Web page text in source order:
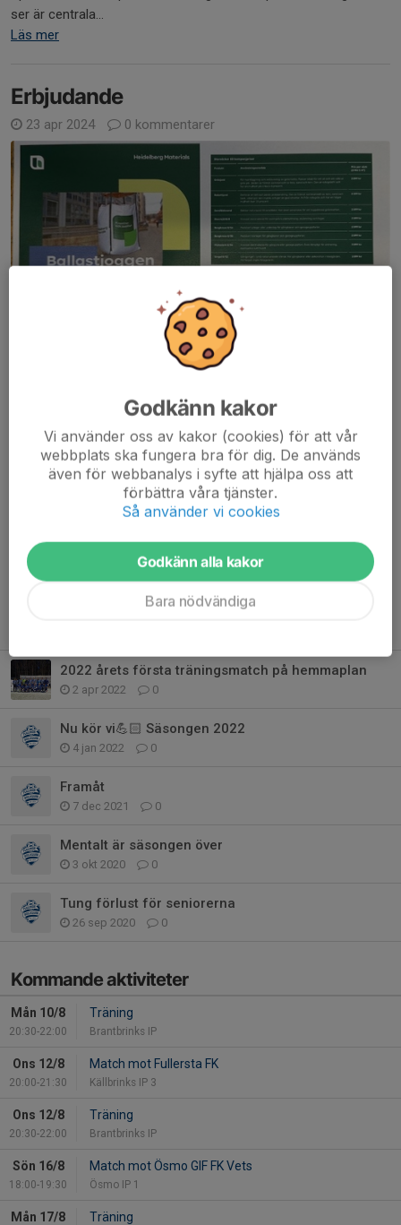
ser är centrala...
Läs mer
Erbjudande
23 apr 2024 0 kommentarer
Likadant som förra året finns möjligheten att få ta del av
Jehanders erbjudande som ger laget lite klirr i kassan.
Tänk på att erbjudandet gäller till den 13/5.
// Ledarna
Läs mer
2022 årets första träningsmatch på hemmaplan
2 apr 2022 0
Nu kör vi💪🏻 Säsongen 2022
4 jan 2022 0
Framåt
7 dec 2021 0
Mentalt är säsongen över
3 okt 2020 0
Tung förlust för seniorerna
26 sep 2020 0
Kommande aktiviteter
Mån 10/8
20:30-22:00
Träning
Brantbrinks IP
Ons 12/8
20:00-21:30
Match mot Fullersta FK
Källbrinks IP 3
Ons 12/8
20:30-22:00
Träning
Brantbrinks IP
Sön 16/8
18:00-19:30
Match mot Ösmo GIF FK Vets
Ösmo IP 1
Mån 17/8 Träning
Godkänn kakor
Vi använder oss av kakor (cookies) för att vår
webbplats ska fungera bra för dig. De används
även för webbanalys i syfte att hjälpa oss att
förbättra våra tjänster.
Så använder vi cookies
Godkänn alla kakor
Bara nödvändiga